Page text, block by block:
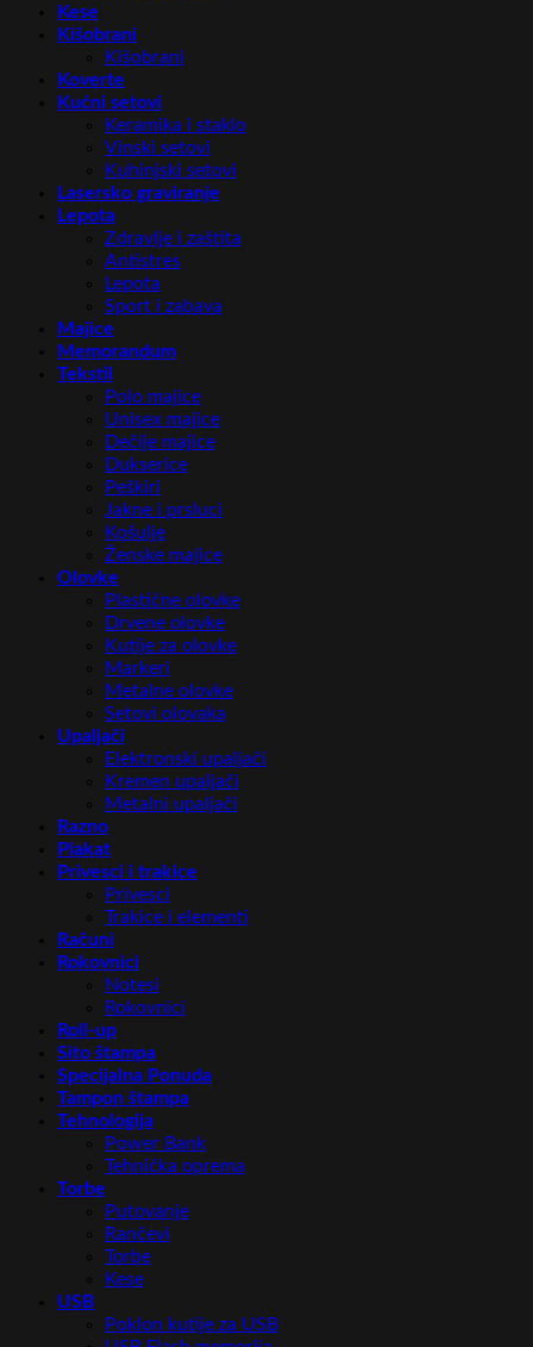
Kese
Kišobrani
Kišobrani
Koverte
Kućni setovi
Keramika i staklo
Vinski setovi
Kuhinjski setovi
Lasersko graviranje
Lepota
Zdravlje i zaštita
Antistres
Lepota
Sport i zabava
Majice
Memorandum
Tekstil
Polo majice
Unisex majice
Dečije majice
Dukserice
Peškiri
Jakne i prsluci
Košulje
Ženske majice
Olovke
Plastične olovke
Drvene olovke
Kutije za olovke
Markeri
Metalne olovke
Setovi olovaka
Upaljači
Elektronski upaljači
Kremen upaljači
Metalni upaljači
Razno
Plakat
Privesci i trakice
Privesci
Trakice i elementi
Računi
Rokovnici
Notesi
Rokovnici
Roll-up
Sito štampa
Specijalna Ponuda
Tampon štampa
Tehnologija
Power Bank
Tehnička oprema
Torbe
Putovanje
Rančevi
Torbe
Kese
USB
Poklon kutije za USB